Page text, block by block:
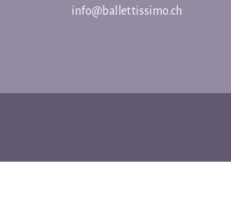
info@ballettissimo.ch